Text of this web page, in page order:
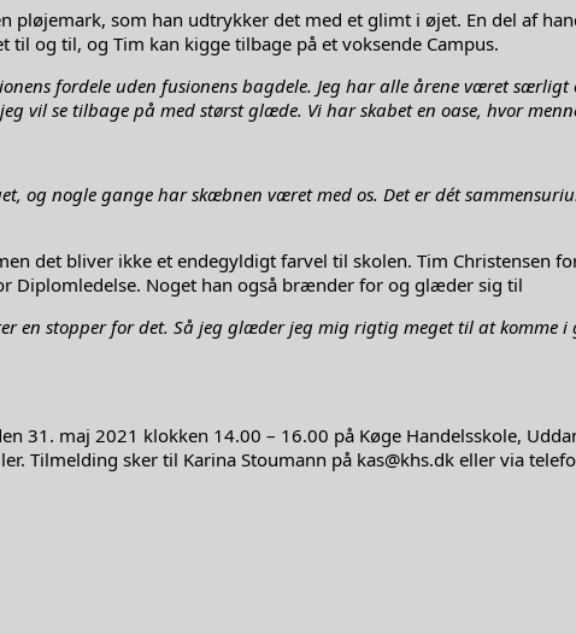
pløjemark, som han udtrykker det med et glimt i øjet. En del af
og til, og Tim kan kigge tilbage på et voksende Campus.
fordele uden fusionens bagdele. Jeg har alle årene været
vil se tilbage på med størst glæde. Vi har skabet en oase, hvor
og nogle gange har skæbnen været med os. Det er dét
det bliver ikke et endegyldigt farvel til skolen. Tim Christensen
Diplomledelse. Noget han også brænder for og glæder sig til
en stopper for det. Så jeg glæder jeg mig rigtig meget til at
31. maj 2021 klokken 14.00 – 16.00 på Køge Handelsskole,
Tilmelding sker til Karina Stoumann på kas@khs.dk eller via